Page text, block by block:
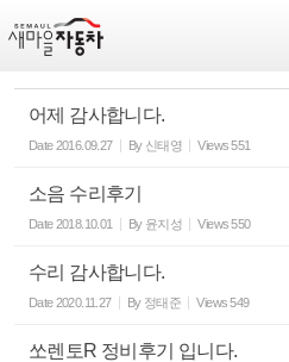
어제 감사합니다.
Date2016.09.27 By 신태영 Views 551
소음 수리후기
Date2018.10.01 By 윤지성 Views 550
수리 감사합니다.
Date2020.11.27 By 정태준 Views 549
쏘렌토R 정비후기 입니다.
Sketchbook5,
Sketchbook5, 스